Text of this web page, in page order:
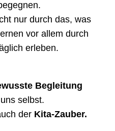
nur durch das, was
vor allem durch
erleben.
Begleitung
selbst.
der Kita-Zauber.